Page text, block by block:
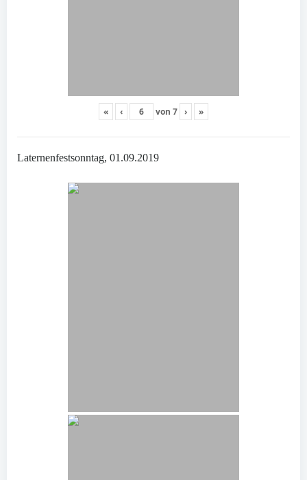
« ‹ von 7 › »
Laternenfestsonntag, 01.09.2019